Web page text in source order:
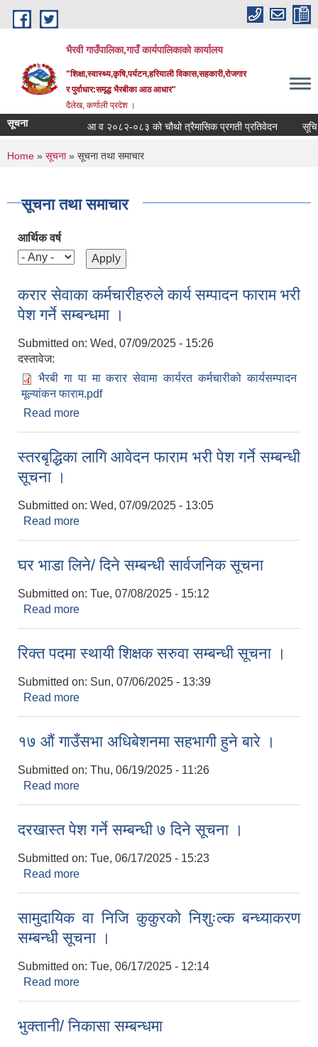
Skip to main content
भैरवी गाउँपालिका,गाउँ कार्यपालिकाको कार्यालय
"शिक्षा,स्वास्थ्य,कृषि,पर्यटन,हरियाली विकास,सहकारी,रोजगार
र पुर्वाधार:समृद्ध भैरबीका आठ आधार"
दैलेख, कर्णाली प्रदेश ।
सूचना आ व २०८२-०८३ को चौथो त्रैमासिक प्रगती प्रतिवेदन सूचि
You are here
Home » सूचना» सूचना तथा समाचार
सूचना तथा समाचार
आर्थिक वर्ष
करार सेवाका कर्मचारीहरुले कार्य सम्पादन फाराम भरी
पेश गर्ने सम्बन्धमा ।
Submitted on: Wed, 07/09/2025 - 15:26
दस्तावेज:
भैरबी गा पा मा करार सेवामा कार्यरत कर्मचारीको कार्यसम्पादन
मूल्यांकन फाराम.pdf
Read more
स्तरबृद्धिका लागि आवेदन फाराम भरी पेश गर्ने सम्बन्धी
सूचना ।
Submitted on: Wed, 07/09/2025 - 13:05
Read more
घर भाडा लिने/ दिने सम्बन्धी सार्वजनिक सूचना
Submitted on: Tue, 07/08/2025 - 15:12
Read more
रिक्त पदमा स्थायी शिक्षक सरुवा सम्बन्धी सूचना ।
Submitted on: Sun, 07/06/2025 - 13:39
Read more
१७ औं गाउँसभा अधिबेशनमा सहभागी हुने बारे ।
Submitted on: Thu, 06/19/2025 - 11:26
Read more
दरखास्त पेश गर्ने सम्बन्धी ७ दिने सूचना ।
Submitted on: Tue, 06/17/2025 - 15:23
Read more
सामुदायिक वा निजि कुकुरको निशुःल्क बन्ध्याकरण
सम्बन्धी सूचना ।
Submitted on: Tue, 06/17/2025 - 12:14
Read more
भुक्तानी/ निकासा सम्बन्धमा